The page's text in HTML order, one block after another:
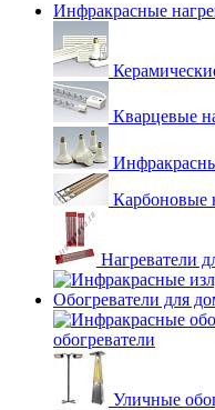
Инфракрасные
Кварцевые
Карбоновые
Нагреватели
Обогреватели для
обогреватели
Уличные